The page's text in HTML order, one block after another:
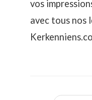
vos
avec tous nos